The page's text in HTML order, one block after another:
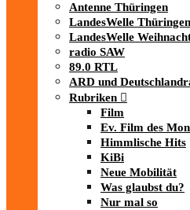
Antenne Thüringen
LandesWelle Thüringen
LandesWelle
radio SAW
89.0 RTL
ARD und
Rubriken
Film
Ev. Film des
Himmlische Hits
KiBi
Neue Mobilität
Was glaubst du?
Nur mal so